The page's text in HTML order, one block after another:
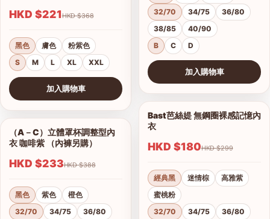
HKD $221 HKD $368
黑色 膚色
粉紫色
S
M L XL XXL
加入購物車
1/5
查看圖片
（A－C）立體罩杯調整型內
衣 咖啡紫 （內褲另購）
HKD $233 HKD $388
黑色 紫色
橙色
32/70
34/75
36/80
32/70
34/75
36/80
38/85
40/90
B
C D
加入購物車
1/15
查看圖片
Bast芭絲媞 無鋼圈裸感記憶內
衣
HKD $180 HKD $299
經典黑 迷情棕
高雅紫
蜜桃粉
32/70
34/75
36/80